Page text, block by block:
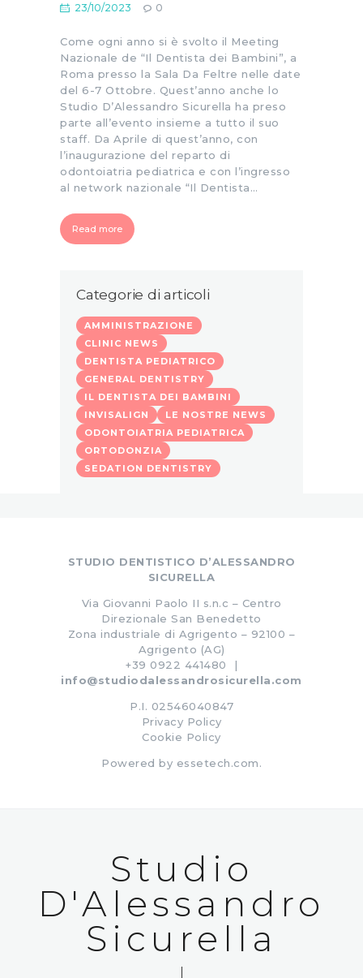
23/10/2023 0
Come ogni anno si è svolto il Meeting
Nazionale de “Il Dentista dei Bambini”, a
Roma presso la Sala Da Feltre nelle date
del 6-7 Ottobre. Quest’anno anche lo
Studio D’Alessandro Sicurella ha preso
parte all’evento insieme a tutto il suo
staff. Da Aprile di quest’anno, con
l’inaugurazione del reparto di
odontoiatria pediatrica e con l’ingresso
al network nazionale “Il Dentista…
Read more
Categorie di articoli
AMMINISTRAZIONE
CLINIC NEWS
DENTISTA PEDIATRICO
GENERAL DENTISTRY
IL DENTISTA DEI BAMBINI
INVISALIGN
LE NOSTRE NEWS
ODONTOIATRIA PEDIATRICA
ORTODONZIA
SEDATION DENTISTRY
STUDIO DENTISTICO D’ALESSANDRO
SICURELLA
Via Giovanni Paolo II s.n.c – Centro
Direzionale San Benedetto
Zona industriale di Agrigento – 92100 –
Agrigento (AG)
+39 0922 441480 |
info@studiodalessandrosicurella.com
P.I. 02546040847
Privacy Policy
Cookie Policy
Powered by essetech.com.
Studio
D'Alessandro
Sicurella